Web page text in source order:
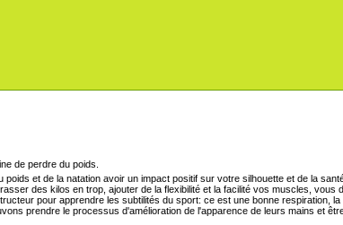
poids et de la natation avoir un impact positif sur votre silhouette et de la
des kilos en trop, ajouter de la flexibilité et la facilité vos muscles,
pour apprendre les subtilités du sport: ce est une bonne respiration,
prendre le processus d'amélioration de l'apparence de leurs mains et